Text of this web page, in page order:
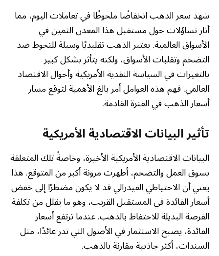
شهد سعر الذهب انخفاضًا ملحوظًا في تعاملات اليوم، مما
أثار تساؤلات حول مستقبل هذا المعدن الثمين في
الأسواق العالمية. يعتبر الذهب تقليديًا وسيلة للتحوط ضد
التضخم وتقلبات الأسواق، ولكنه يتأثر بشكل كبير
بالتغيرات في السياسة النقدية الأمريكية وأحوال الاقتصاد
العالمي. فهم هذه العوامل أمر بالغ الأهمية لتوقع مسار
أسعار الذهب في الفترة القادمة.
تأثير البيانات الاقتصادية الأمريكية
البيانات الاقتصادية الأمريكية الأخيرة، وخاصةً تلك المتعلقة
بسوق العمل والتضخم، أظهرت مرونة أكبر من المتوقع. هذا
يعني أن الاحتياطي الفيدرالي قد لا يكون مضطرًا إلى خفض
أسعار الفائدة في المستقبل القريب، وهو ما يقلل من تكلفة
الفرصة البديلة للاحتفاظ بالذهب. عندما ترتفع أسعار
الفائدة، يصبح الاستثمار في الأصول التي تدر عائدًا، مثل
السندات، أكثر جاذبية مقارنة بالذهب.